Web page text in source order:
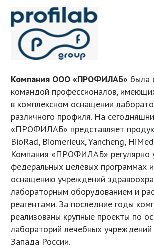
Компания ООО «ПРОФИЛАБ» была
командой профессионалов,
в комплексном оснащении
различного профиля. На
«ПРОФИЛАБ» представляет
BioRad, Biomerieux, Yancheng,
Компания «ПРОФИЛАБ» регулярно
федеральных целевых программах
оснащению учреждений
лабораторным оборудованием и
реагентами. За последние годы
реализованы крупные проекты по
лабораторий лечебных учреждений
Запада России.